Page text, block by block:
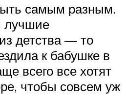
самым разным.
лучшие
детства — то
к бабушке в
всего все хотят
чтобы совсем уж